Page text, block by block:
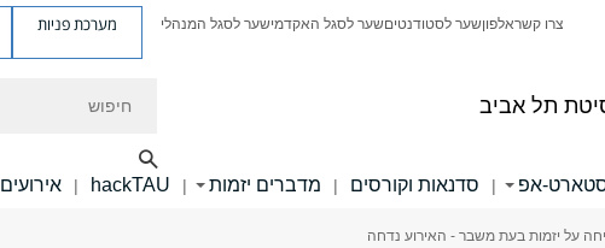
תל אביב
צרו קשראלפוןשער לסטודנטיםשער לסגל האקדמישער לסגל המנהלי מערכת פניות
אפ | סדנאות וקורסים | מדברים יזמות |
hackTAU
| אירועים
על יזמות בעת משבר - האירוע נדחה